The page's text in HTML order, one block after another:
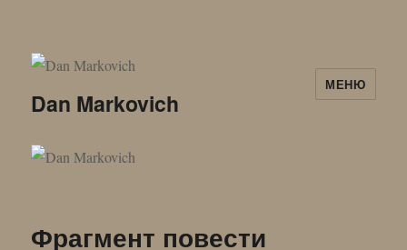
Dan Markovich
МЕНЮ
Фрагмент повести